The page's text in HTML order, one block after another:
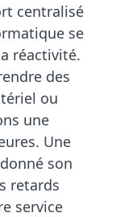
centralisé
se
réactivité.
des
ou
une
Une
son
retards
service